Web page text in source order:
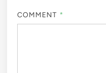
COMMENT *